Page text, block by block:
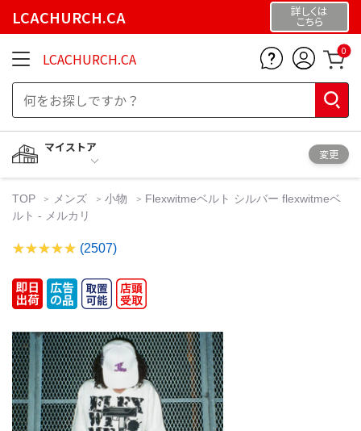
LCACHURCH.CA 詳しくは
こちら
LCACHURCH.CA 0
マイストア
変更
TOP メンズ 小物
Flexwitmeベルト シルバー flexwitmeベ
ルト - メルカリ
(2507)